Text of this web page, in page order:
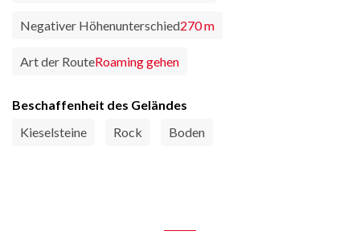
Negativer Höhenunterschied270 m
Art der RouteRoaming gehen
Beschaffenheit des Geländes
Kieselsteine
Rock Boden